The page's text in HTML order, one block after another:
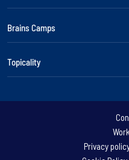
Brains Camps
Topicality
Privacy